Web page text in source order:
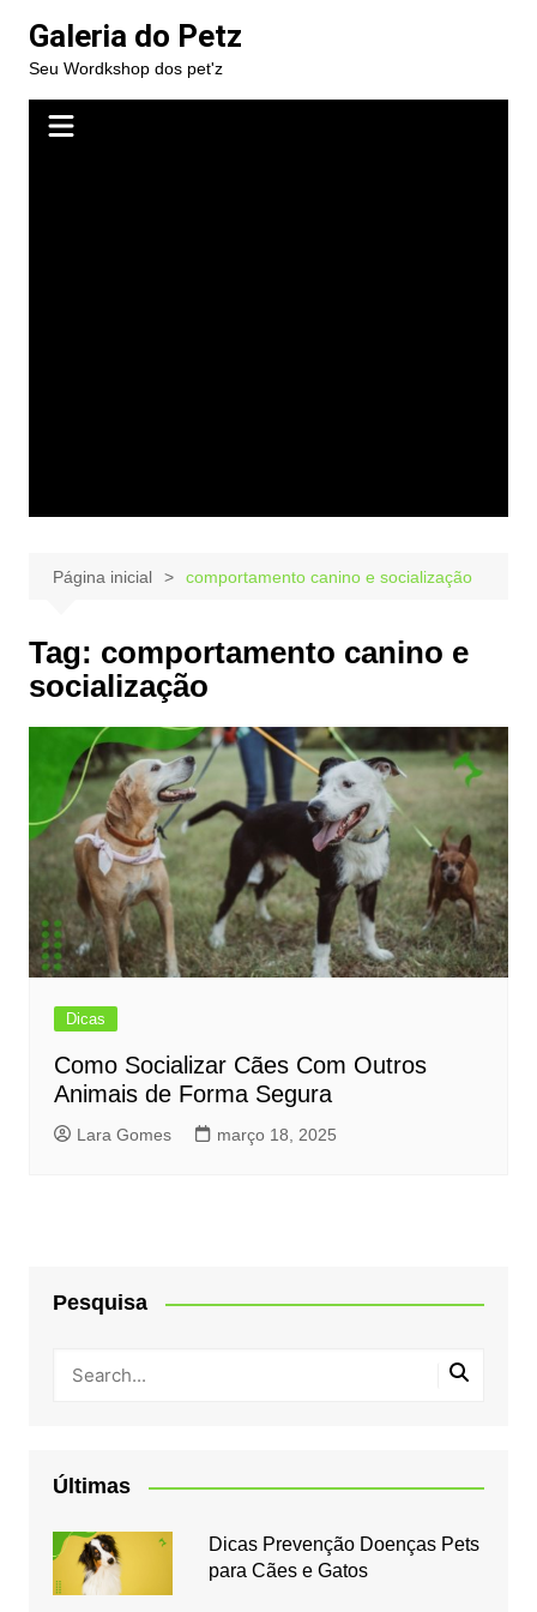
para
conteúdo
Galeria do Petz
Seu Wordkshop dos pet'z
Página inicial comportamento canino e socialização
Tag: comportamento canino e
socialização
Dicas
Como Socializar Cães Com Outros
Animais de Forma Segura
Lara Gomes março 18, 2025
Pesquisa
Últimas
Dicas Prevenção Doenças Pets
para Cães e Gatos